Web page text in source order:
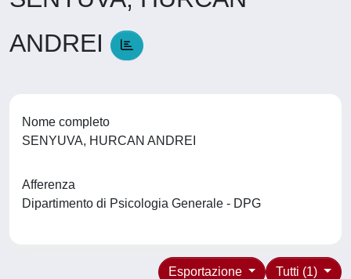
ANDREI
Nome completo
SENYUVA, HURCAN ANDREI
Afferenza
Dipartimento di Psicologia Generale - DPG
Tutti (1)
Esportazione